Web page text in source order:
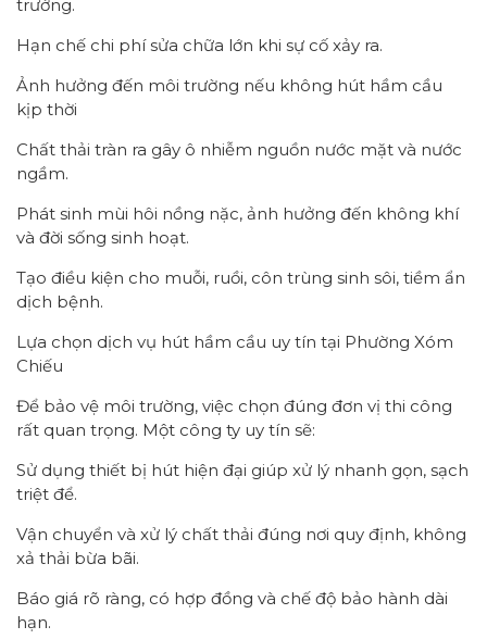
trường.
Hạn chế chi phí sửa chữa lớn khi sự cố xảy ra.
Ảnh hưởng đến môi trường nếu không hút hầm cầu
kịp thời
Chất thải tràn ra gây ô nhiễm nguồn nước mặt và nước
ngầm.
Phát sinh mùi hôi nồng nặc, ảnh hưởng đến không khí
và đời sống sinh hoạt.
Tạo điều kiện cho muỗi, ruồi, côn trùng sinh sôi, tiềm ẩn
dịch bệnh.
Lựa chọn dịch vụ hút hầm cầu uy tín tại Phường Xóm
Chiếu
Để bảo vệ môi trường, việc chọn đúng đơn vị thi công
rất quan trọng. Một công ty uy tín sẽ:
Sử dụng thiết bị hút hiện đại giúp xử lý nhanh gọn, sạch
triệt để.
Vận chuyển và xử lý chất thải đúng nơi quy định, không
xả thải bừa bãi.
Báo giá rõ ràng, có hợp đồng và chế độ bảo hành dài
hạn.